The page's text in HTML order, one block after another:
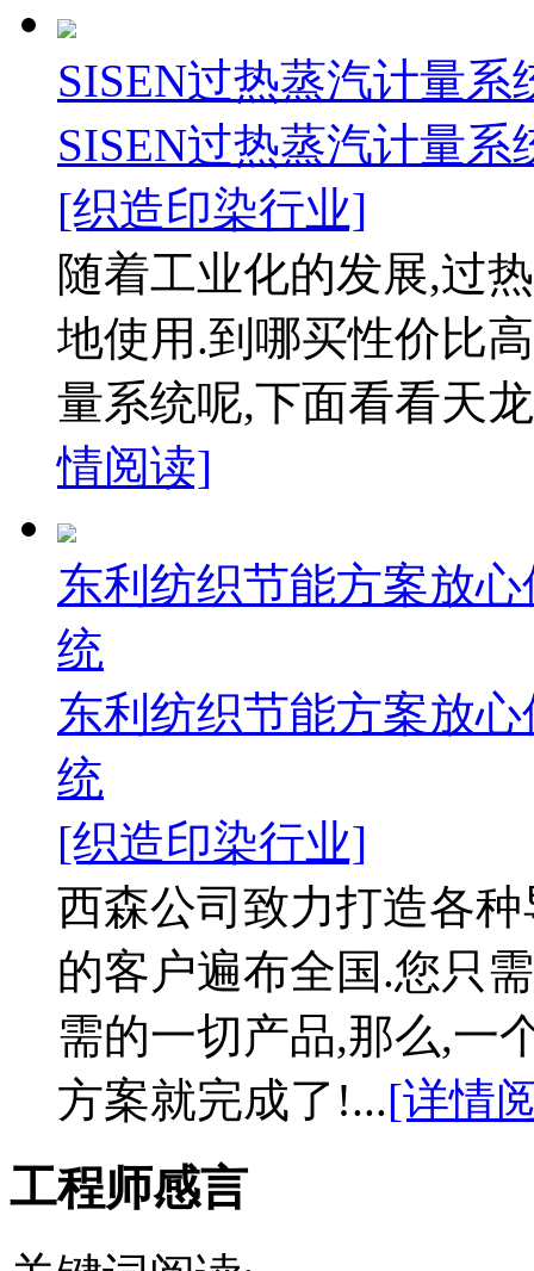
SISEN过热蒸汽计量
SISEN过热蒸汽计量
[织造印染行业]
随着工业化的发展,过
地使用.到哪买性价比
量系统呢,下面看看天
情阅读]
东利纺织节能方案放
统
东利纺织节能方案放
统
[织造印染行业]
西森公司致力打造各
的客户遍布全国.您只
需的一切产品,那么,一
方案就完成了!...[详情
工程师感言